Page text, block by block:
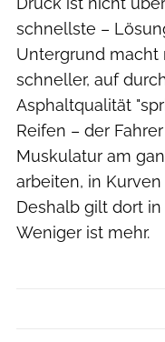
schnellste –
Untergrund macht
schneller, auf
Asphaltqualität
Reifen – der
Muskulatur am
arbeiten, in
Deshalb gilt dort
Weniger ist mehr.